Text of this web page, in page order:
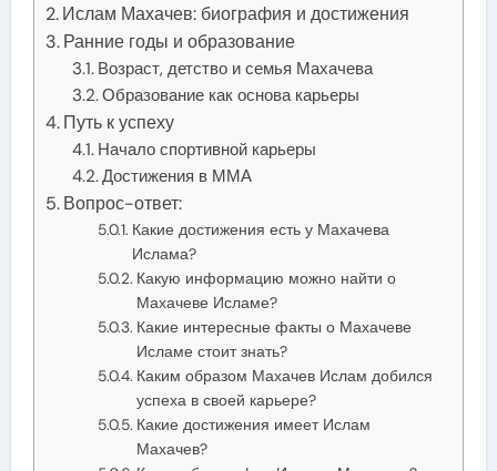
Ислам Махачев: биография и достижения
Ранние годы и образование
Возраст, детство и семья Махачева
Образование как основа карьеры
Путь к успеху
Начало спортивной карьеры
Достижения в ММА
Вопрос-ответ:
Какие достижения есть у Махачева
Ислама?
Какую информацию можно найти о
Махачеве Исламе?
Какие интересные факты о Махачеве
Исламе стоит знать?
Каким образом Махачев Ислам добился
успеха в своей карьере?
Какие достижения имеет Ислам
Махачев?